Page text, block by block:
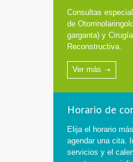
Consultas
de
garganta) y
Reconstructiva.
Ver más
Horario de
Elija el horario
agendar una cita.
servicios y el